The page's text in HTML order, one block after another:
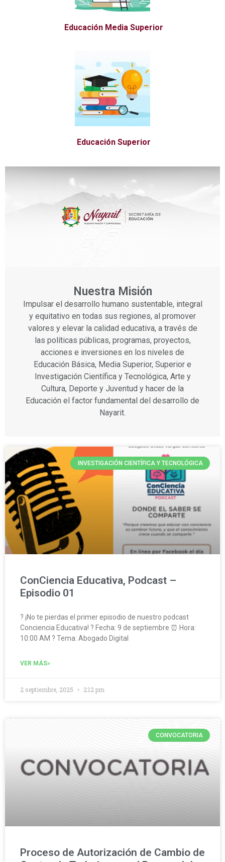
Educación Media Superior
Educación Superior
Nuestra Misión
Impulsar el desarrollo humano sustentable, integral
y equitativo en todas sus regiones, al promover
valores y elevar la calidad educativa, a través de
las políticas públicas, programas, proyectos,
acciones e inversiones en los niveles de
Educación Básica, Media Superior, Superior e
Investigación Científica y Tecnológica, Arte y
Cultura, Deporte y Juventud y hacer de la
Educación el factor fundamental del desarrollo de
Nayarit.
INVESTIGACIÓN CIENTÍFICA Y TECNOLÓGICA
ConCiencia Educativa, Podcast –
Episodio 01
? ¡No te pierdas el primer episodio de nuestro podcast
Conciencia Educativa! ? Fecha: 9 de septiembre ⏰ Hora:
10:00 AM ? Tema: Abogado Digital
VER MÁS»
2 septiembre, 2025 2:12 pm
CONVOCATORIA
Proceso de Autorización de Cambio de